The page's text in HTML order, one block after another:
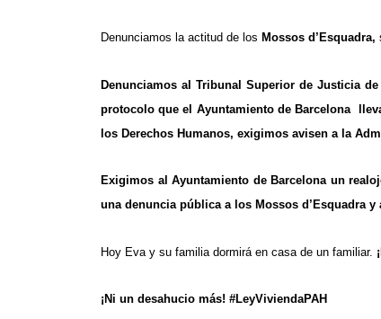
Denunciamos la actitud de los Mossos d’Esquadra,
Denunciamos al Tribunal Superior de Justicia
protocolo que el Ayuntamiento de Barcelona
los Derechos Humanos, exigimos avisen a la
Exigimos al Ayuntamiento de Barcelona un
una denuncia pública a los Mossos d’Esquadra
Hoy Eva y su familia dormirá en casa de un familiar.
¡Ni un desahucio más! #LeyViviendaPAH